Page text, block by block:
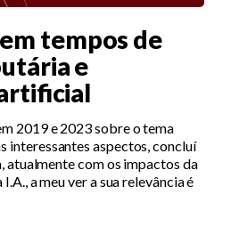
tempos de
e
2019 e 2023 sobre o tema
interessantes aspectos, concluí
atualmente com os impactos da
a meu ver a sua relevância é